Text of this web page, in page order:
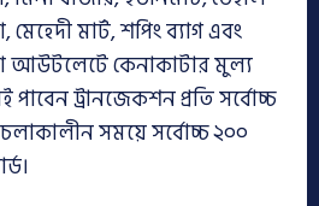
মার্ট, শপিং ব্যাগ এবং
আউটলেটে কেনাকাটার মুল্য
ট্রানজেকশন প্রতি সর্বোচ্চ
সময়ে সর্বোচ্চ ২০০